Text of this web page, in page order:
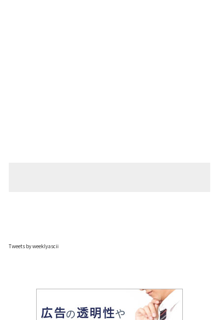
Tweets by weeklyascii